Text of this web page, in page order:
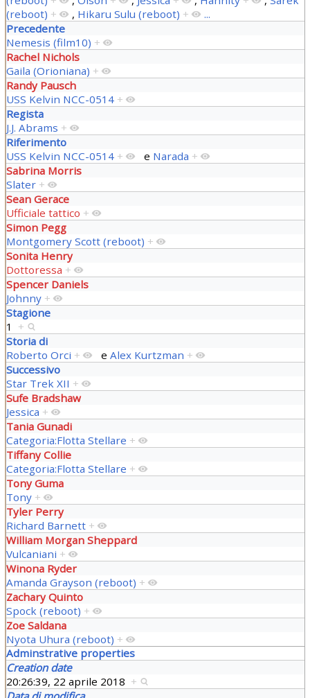
(reboot) + , Hikaru Sulu (reboot) +
...
Precedente
Nemesis (film10) +
Rachel Nichols
Gaila (Orioniana) +
Randy Pausch
USS Kelvin NCC-0514 +
Regista
J.J. Abrams +
Riferimento
USS Kelvin NCC-0514 + e Narada +
Sabrina Morris
Slater +
Sean Gerace
Ufficiale tattico +
Simon Pegg
Montgomery Scott (reboot) +
Sonita Henry
Dottoressa +
Spencer Daniels
Johnny +
Stagione
1 +
Storia di
Roberto Orci + e Alex Kurtzman +
Successivo
Star Trek XII +
Sufe Bradshaw
Jessica +
Tania Gunadi
Categoria:Flotta Stellare +
Tiffany Collie
Categoria:Flotta Stellare +
Tony Guma
Tony +
Tyler Perry
Richard Barnett +
William Morgan Sheppard
Vulcaniani +
Winona Ryder
Amanda Grayson (reboot) +
Zachary Quinto
Spock (reboot) +
Zoe Saldana
Nyota Uhura (reboot) +
Adminstrative properties
Creation date
20:26:39, 22 aprile 2018 +